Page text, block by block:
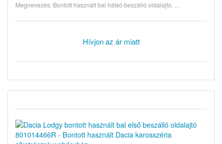
Megnevezés: Bontott használt bal hátsó beszálló oldalajtó, ...
Hívjon az ár miatt